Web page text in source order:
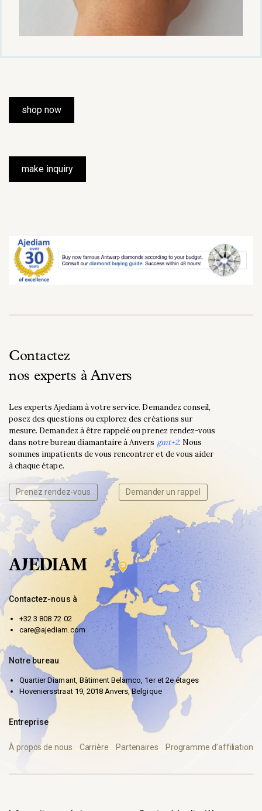
shop now
make inquiry
Contactez
nos experts à Anvers
Les experts Ajediam à votre service. Demandez conseil,
posez des questions ou explorez des créations sur
mesure. Demandez à être rappelé ou prenez rendez-vous
dans notre bureau diamantaire à Anvers gmt+2. Nous
sommes impatients de vous rencontrer et de vous aider
à chaque étape.
Prenez rendez-vous Demander un rappel
Contactez-nous à
+32 3 808 72 02
care@ajediam.com
Notre bureau
Quartier Diamant, Bâtiment Belamco, 1er et 2e étages
Hoveniersstraat 19, 2018 Anvers, Belgique
Entreprise
À propos de nous Carrière Partenaires Programme d’affiliation